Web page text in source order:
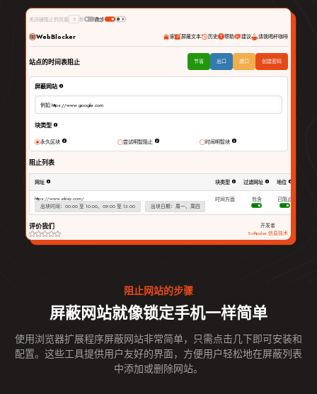
关闭被阻止的页面 5 秒 跑步
WebBlocker 家 屏蔽文本 历史 帮助 建议 请我喝杯咖啡
站点的时间表阻止 节省 出口 进口 创建密码
屏蔽网站
例如 https://www.google.com
块类型
永久区块 尝试明智阻止 时间明智块
阻止列表
网址 块类型 过滤网址 地位
https://www.ebay.com/
出块时间：00:00 至 10:00、09:00 至 13:00
出块日期：周一、周四
时间方面 包含 已阻止
评价我们
开发者
Softpulse 信息技术
阻止网站的步骤
屏蔽网站就像锁定手机一样简单
使用浏览器扩展程序屏蔽网站非常简单，只需点击几下即可安装和
配置。这些工具提供用户友好的界面，方便用户轻松地在屏蔽列表
中添加或删除网站。